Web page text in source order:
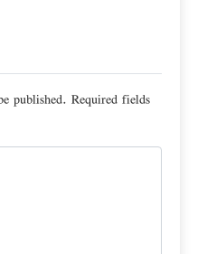
published. Required fields